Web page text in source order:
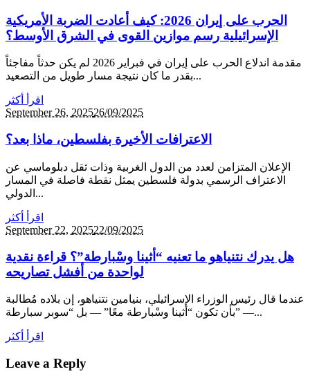
الحرب على إيران 2026: كيف أعادت الضربة الأمريكية
الإسرائيلية رسم موازين القوى في الشرق الأوسط؟
مقدمة اندلاع الحرب على إيران في فبراير 2026 لم يكن حدثاً مفاجئاً
بقدر ما كان نتيجة مسار طويل من التصعيد...
اقرأ أكثر
September 26, 202526/09/2025
الاعترافات الأخيرة بفلسطين، ماذا بعد؟
الإعلان المتزامن لعدد من الدول الغربية وذات ثقل دبلوماسي عن
الاعتراف الرسمي بدولة فلسطين يمثل نقطة فاصلة في المسار
الدولي...
اقرأ أكثر
September 22, 202522/09/2025
هل يدرك نتنياهو ما تعنيه “أثينا وسْبارطة”؟ قراءة نقدية
لواحدة من أفشل تصاريحه
عندما قال رئيس الوزراء الإسرائيلي، بنيامين نتنياهو، إن بلاده مُطالبة
بأن تكون “أثينا وسْبارطة معًا” — بل “سوبر سبارطة” —...
اقرأ أكثر
Leave a Reply